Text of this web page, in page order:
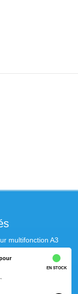
multifonction A3
EN STOCK